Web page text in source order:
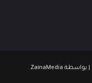
| بواسطة ZainaMedia